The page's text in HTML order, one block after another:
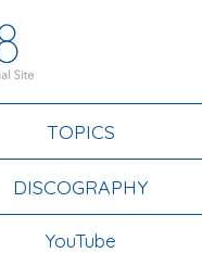
TOPICS
DISCOGRAPHY
YouTube